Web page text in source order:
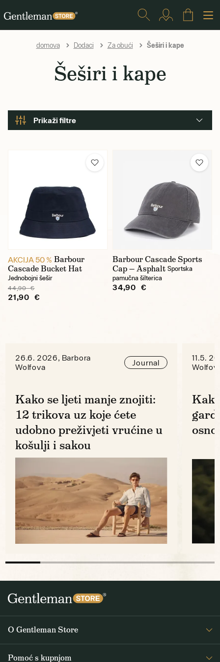
domova Dodaci Za obući Šeširi i kape
Šeširi i kape
Prikaži filtre
Univerzalne veličine odjeće
S
Cijena
AKCIJA 50 % Barbour
Cascade Bucket Hat
Jednobojni šešir
44,90 €
21,90 €
Barbour Cascade Sports
Cap — Asphalt Sportska
pamučna šilterica
34,90 €
26.6. 2026, Barbora
Wolfova
Journal
Kako se ljeti manje znojiti:
12 trikova uz koje ćete
udobno preživjeti vrućine u
košulji i sakou
11.5.
O Gentleman Store
Pomoć s kupnjom